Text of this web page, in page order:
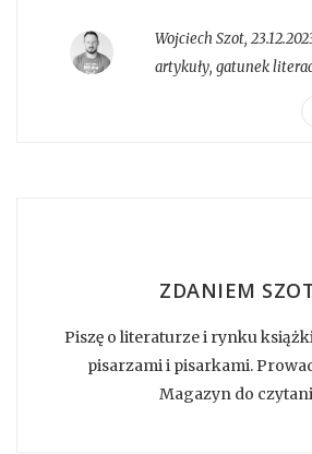
Wojciech Szot,
artykuły, gatunek
ZDANIEM
Piszę o literaturze i rynku
pisarzami i pisarkami.
Magazyn do